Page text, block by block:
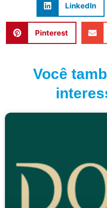
LinkedIn
Pinterest
Você